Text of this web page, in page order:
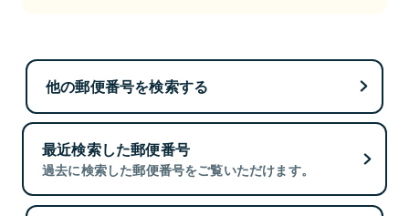
他の郵便番号を検索する
最近検索した郵便番号
過去に検索した郵便番号をご覧いただけます。